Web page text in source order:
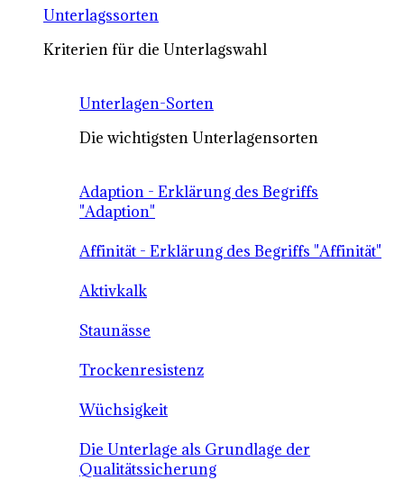
Unterlagssorten
Kriterien für die Unterlagswahl
Unterlagen-Sorten
Die wichtigsten Unterlagensorten
Adaption - Erklärung des Begriffs
"Adaption"
Affinität - Erklärung des Begriffs "Affinität"
Aktivkalk
Staunässe
Trockenresistenz
Wüchsigkeit
Die Unterlage als Grundlage der
Qualitätssicherung